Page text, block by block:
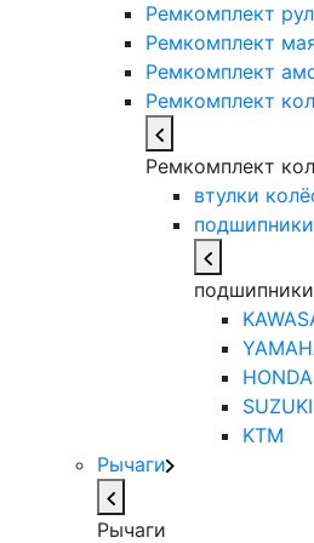
Ремкомплект
Ремкомплект
Ремкомплект
Ремкомплект
Ремкомплект
втулки
HONDA
SUZUKI
KTM
Рычаги
Рычаги